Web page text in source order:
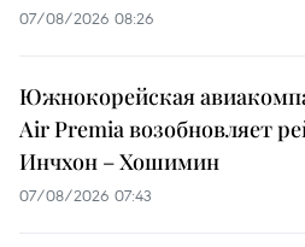
07/08/2026 08:26
Южнокорейская
Air Premia возобновляет
Инчхон – Хошимин
07/08/2026 07:43